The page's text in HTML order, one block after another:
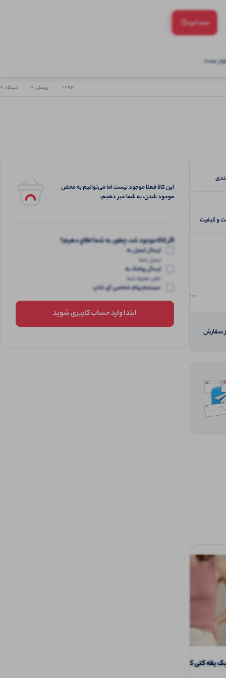
سبد‌خرید(:
عمده
2293 پرسش 0 دیدگاه 0
و کیفیت
سفارش
کتی کاربردی (پک 6 عددی)
این کالا فعلا موجود نیست اما می‌توانیم به محض
موجود شدن، به شما خبر دهیم.
اگر کالا موجود شد، چطور به شما اطلاع دهیم؟
ارسال ایمیل به
ایمیل شما
ارسال پیامک به
تلفن همراه شما
سیستم پیام شخصی آی شاپ
ابتدا وارد حساب کاربری شوید